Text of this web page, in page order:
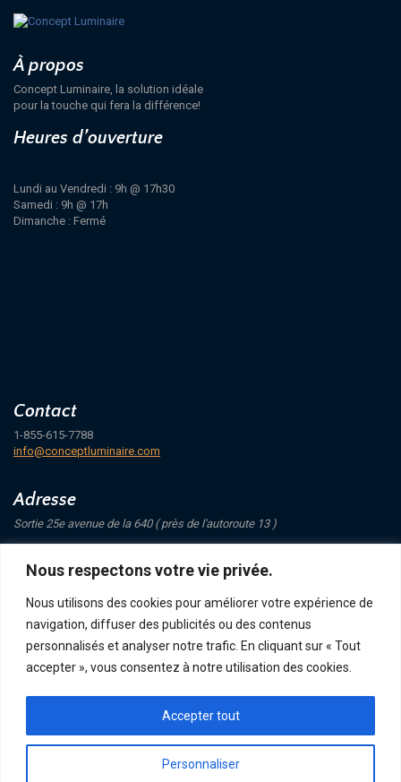
Nous respectons votre vie privée.
Nous utilisons des cookies pour améliorer votre expérience de
navigation, diffuser des publicités ou des contenus
personnalisés et analyser notre trafic. En cliquant sur « Tout
accepter », vous consentez à notre utilisation des cookies.
Personnaliser
Accepter tout
À propos
Concept Luminaire, la solution idéale
pour la touche qui fera la différence!
Heures d’ouverture
Lundi au Vendredi : 9h @ 17h30
Samedi : 9h @ 17h
Dimanche : Fermé
Contact
1-855-615-7788
info@conceptluminaire.com
Adresse
Sortie 25e avenue de la 640 ( près de l'autoroute 13 )
Saint-Eustache
Suivez-nous
POLITIQUE DE CONFIDENTIALITÉ